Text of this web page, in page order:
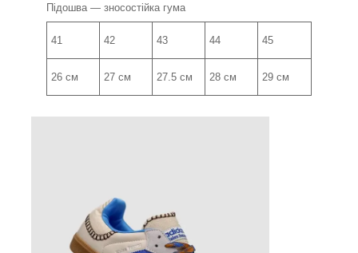
Підошва — зносостійка гума
41 42 43 44 45
26 см 27 см 27.5 см 28 см 29 см